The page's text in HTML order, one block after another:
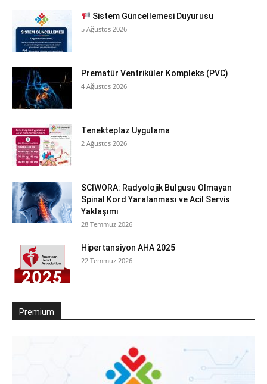
Sistem Güncellemesi Duyurusu
5 Ağustos 2026
Prematür Ventriküler Kompleks (PVC)
4 Ağustos 2026
Tenekteplaz Uygulama
2 Ağustos 2026
SCIWORA: Radyolojik Bulgusu Olmayan
Spinal Kord Yaralanması ve Acil Servis
Yaklaşımı
28 Temmuz 2026
Hipertansiyon AHA 2025
22 Temmuz 2026
Premium